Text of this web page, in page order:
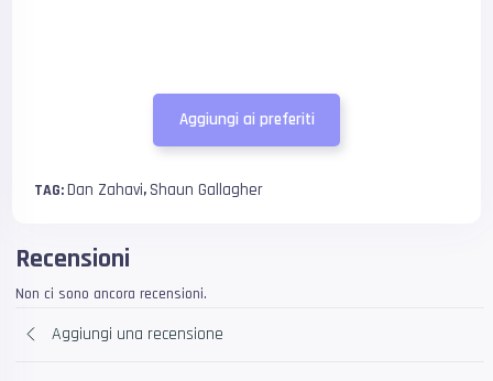
Aggiungi ai preferiti
TAG:Dan Zahavi, Shaun Gallagher
Recensioni
Non ci sono ancora recensioni.
Aggiungi una recensione